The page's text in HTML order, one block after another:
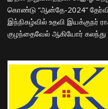
கொண்டு “ஆன்தே-2024”
இந்நிகழ்வில் உதவி இயக்குநர்
குழந்தைவேல் ஆகியோர்